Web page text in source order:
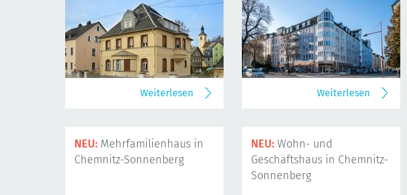
Weiterlesen Weiterlesen
NEU: Mehrfamilienhaus in
Chemnitz-Sonnenberg
NEU: Wohn- und
Geschäftshaus in Chemnitz-
Sonnenberg